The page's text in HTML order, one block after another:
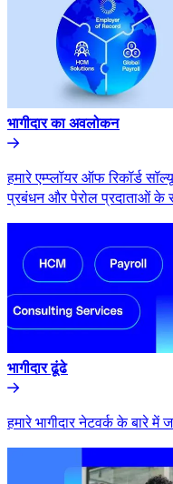
भागीदार का अवलोकन​​
हमारे एम्प्लॉयर ऑफ रिकॉर्ड
प्रबंधन और पेरोल प्रदाताओं के
भागीदार ढूंढे​​
हमारे भागीदार नेटवर्क के बारे में